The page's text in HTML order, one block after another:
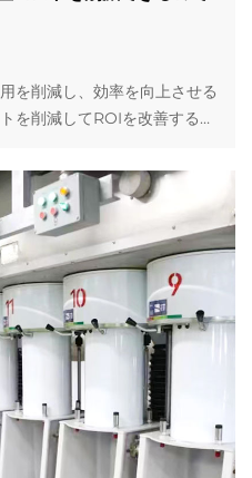
を削減し、効率を向上させる
を削減してROIを改善するた